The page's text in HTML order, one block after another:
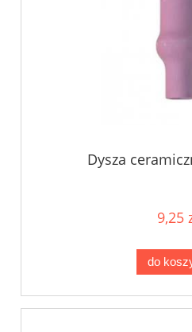
Dysza
9,25
do